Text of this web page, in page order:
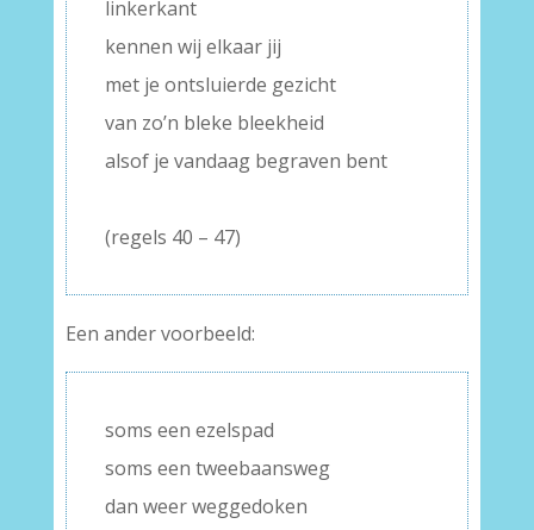
linkerkant
kennen wij elkaar jij
met je ontsluierde gezicht
van zo’n bleke bleekheid
alsof je vandaag begraven bent
(regels 40 – 47)
Een ander voorbeeld:
soms een ezelspad
soms een tweebaansweg
dan weer weggedoken